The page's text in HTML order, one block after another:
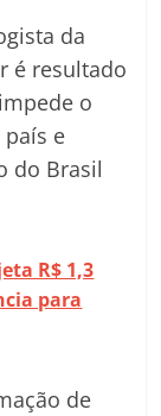
da
é resultado
o
e
do Brasil
R$ 1,3
para
de